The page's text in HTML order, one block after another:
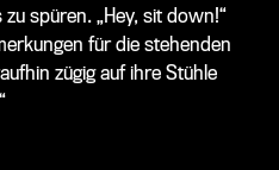
spüren. „Hey, sit down!“
für die stehenden
zügig auf ihre Stühle